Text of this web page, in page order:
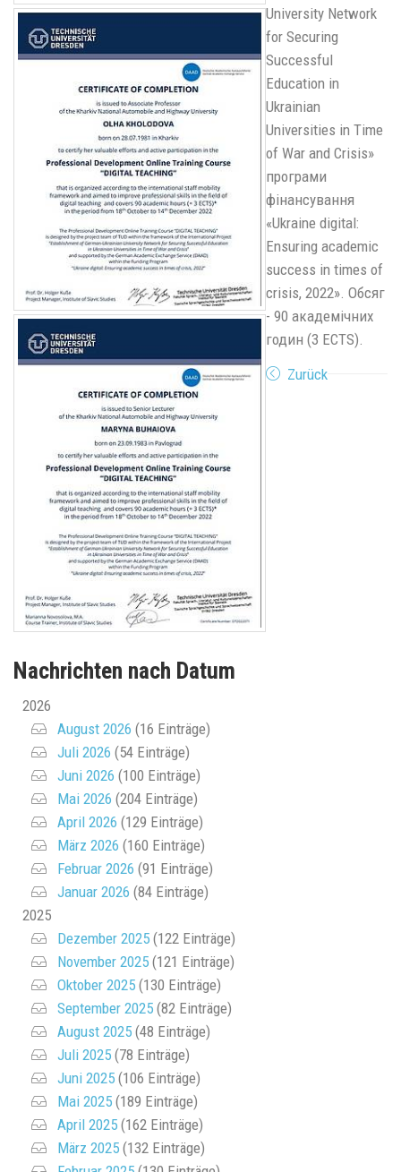
University Network
for Securing
Successful
Education in
Ukrainian
Universities in Time
of War and Crisis»
програми
фінансування
«Ukraine digital:
Ensuring academic
success in times of
crisis, 2022». Обсяг
- 90 академічних
годин (3 ECTS).
Zurück
Nachrichten nach Datum
2026
August 2026 (16 Einträge)
Juli 2026 (54 Einträge)
Juni 2026 (100 Einträge)
Mai 2026 (204 Einträge)
April 2026 (129 Einträge)
März 2026 (160 Einträge)
Februar 2026 (91 Einträge)
Januar 2026 (84 Einträge)
2025
Dezember 2025 (122 Einträge)
November 2025 (121 Einträge)
Oktober 2025 (130 Einträge)
September 2025 (82 Einträge)
August 2025 (48 Einträge)
Juli 2025 (78 Einträge)
Juni 2025 (106 Einträge)
Mai 2025 (189 Einträge)
April 2025 (162 Einträge)
März 2025 (132 Einträge)